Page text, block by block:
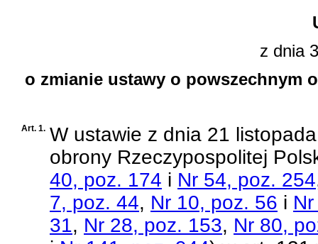
z dnia
o zmianie ustawy o powszechnym
Art. 1. W ustawie z dnia 21
obrony Rzeczypospolitej
40, poz. 174 i Nr 54, poz. 254
7, poz. 44, Nr 10, poz. 56 i
31, Nr 28, poz. 153, Nr 80,